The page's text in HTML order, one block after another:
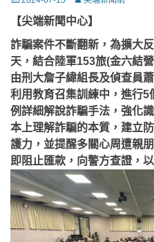
【尖端新聞中心】
詐騙案件不斷翻新，為擴大
天，結合陸軍153旅(金六結
由刑大詹子緯組長及偵查員
利用教育召集訓練中，進行
例詳細解說詐騙手法，強化
本上理解詐騙的本質，建立
護力，並提醒多關心周遭親
即阻止匯款，向警方查證，